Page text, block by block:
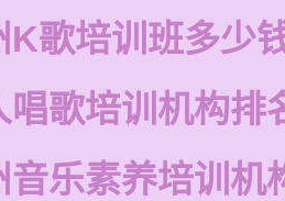
K歌培训班多少
唱歌培训机构排
音乐素养培训机